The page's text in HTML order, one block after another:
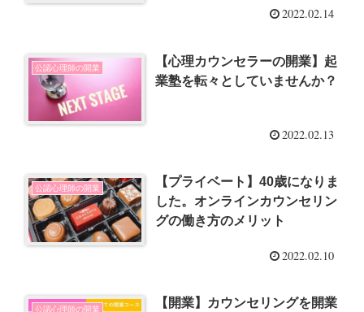
2022.02.14
公認心理師の開業
【心理カウンセラーの開業】起
業塾を転々としていませんか？
2022.02.13
公認心理師の開業
【プライベート】40歳になりま
した。オンラインカウンセリン
グの働き方のメリット
2022.02.10
公認心理師の開業 【開業】カウンセリングを開業